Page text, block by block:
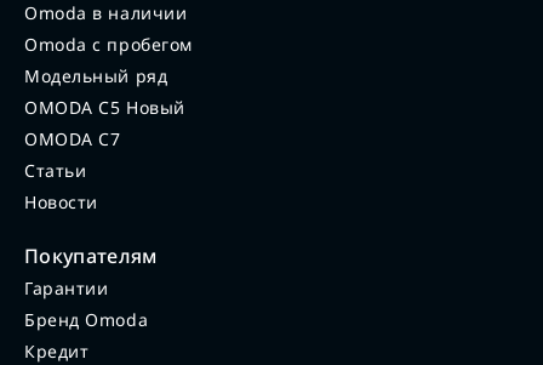
Omoda в наличии
Omoda с пробегом
Модельный ряд
OMODA C5 Новый
OMODA C7
Статьи
Новости
Покупателям
Гарантии
Бренд Omoda
Кредит